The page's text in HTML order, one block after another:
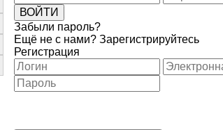
Забыли пароль?
Ещё не с нами? Зарегистрируйтесь
Регистрация